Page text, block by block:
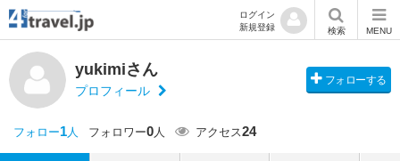
ログイン
新規登録
検索 MENU
yukimiさん
プロフィール
フォローする
フォロー1人 フォロワー0人 アクセス24